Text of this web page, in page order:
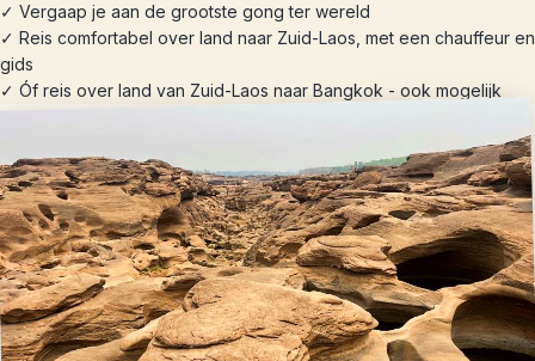
✓ Vergaap je aan de grootste gong ter wereld
✓ Reis comfortabel over land naar Zuid-Laos, met een chauffeur en
gids
✓ Óf reis over land van Zuid-Laos naar Bangkok - ook mogelijk